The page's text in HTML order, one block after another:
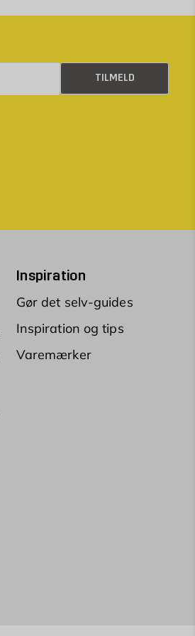
TILMELD
Inspiration
Gør det selv-guides
Inspiration og tips
Varemærker